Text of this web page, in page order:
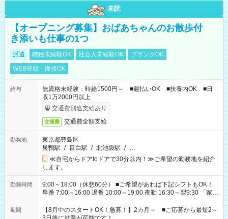
未読
【オープニング募集】おばあちゃんのお散歩付
き添いも仕事の1つ
派遣 職種未経験OK 社会人未経験OK
ブランクOK
WEB登録・面接OK
給与
無資格未経験：時給1500円～ ■週払いOK ■扶養内OK ■日
収1万2000円以上
交通費別途支給あり
交通費 交通費全額支給
勤務地
東京都豊島区
巣鴨駅 / 目白駅 / 北池袋駅 / …
≪自宅からドアtoドアで30分以内！≫ご希望の勤務地を紹介
します。
勤務時間
9:00～18:00（休憩60分） ■ご希望があれば下記シフトもOK！
早番 7:00～16:00 遅番 10:00～19:00 夜勤 16:30～翌9:30 「家族
と休みを合わせたい」 「余裕を持って夕飯の準備がしたい」
「できれば残業はしたくない」 など、ご希望を教えてください
ね。 ※Wワーク希望の方へ 今ご覧のお仕事で希望する勤務時間
期間
【8月中のスタートOK！急募！】2カ月～ ■ご応募から最短2～